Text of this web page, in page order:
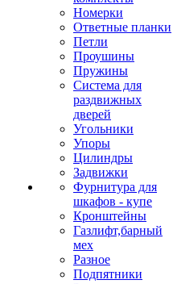
Номерки
Ответные планки
Петли
Проушины
Пружины
Система для
раздвижных
дверей
Угольники
Упоры
Цилиндры
Задвижки
Фурнитура для
шкафов - купе
Кронштейны
Газлифт,барный
мех
Разное
Подпятники